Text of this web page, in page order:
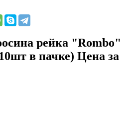
рейка "Rombo"
в пачке) Цена за